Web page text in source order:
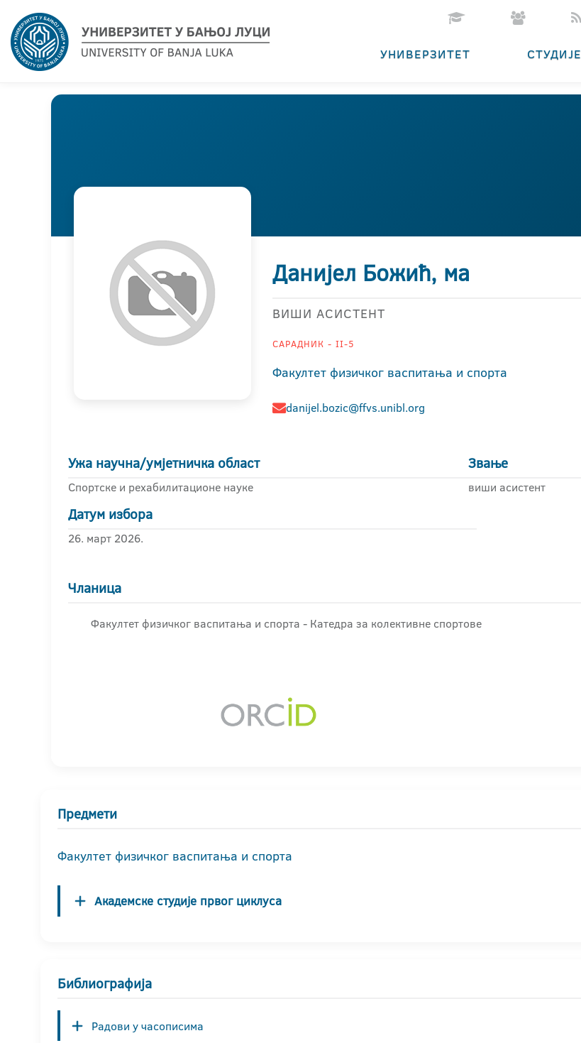
УНИВЕРЗИТЕТ СТУДИЈЕ
Данијел Божић, ма
ВИШИ АСИСТЕНТ
САРАДНИК - II-5
Факултет физичког васпитања и спорта
danijel.bozic@ffvs.unibl.org
Ужа научна/умјетничка област
Спортске и рехабилитационе науке
Звање
виши асистент
Датум избора
26. март 2026.
Чланица
Факултет физичког васпитања и спорта - Катедра за колективне спортове
Предмети
Факултет физичког васпитања и спорта
Академске студије првог циклуса
Библиографија
Радови у часописима